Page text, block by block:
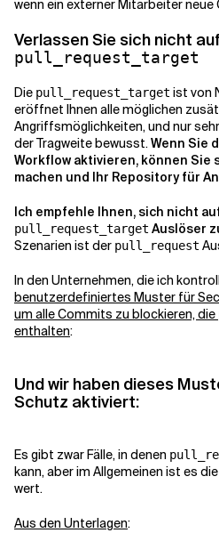
wenn ein externer Mitarbeiter
Verlassen Sie sich nicht auf
pull_request_target
Die pull_request_target ist von
eröffnet Ihnen alle möglichen
Angriffsmöglichkeiten, und nur
der Tragweite bewusst.Wenn Sie
Workflow aktivieren, können Sie
machen und Ihr Repository für
Ich empfehle Ihnen, sich nicht
pull_request_target Auslöser
Szenarien ist der pull_request
In den Unternehmen, die ich
benutzerdefiniertes Muster für
um alle Commits zu blockieren, die
enthalten:
Und wir haben dieses
Schutz aktiviert:
Es gibt zwar Fälle, in denen
kann, aber im Allgemeinen ist es
wert.
Aus den Unterlagen: